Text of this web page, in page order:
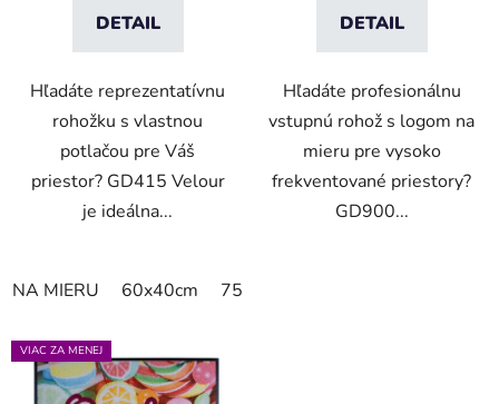
DETAIL
Hľadáte reprezentatívnu
rohožku s vlastnou
potlačou pre Váš
priestor? GD415 Velour
je ideálna...
NA MIERU 60x40cm 75x50cm
DETAIL
Hľadáte profesionálnu
vstupnú rohož s logom na
mieru pre vysoko
frekventované priestory?
GD900...
VIAC ZA MENEJ